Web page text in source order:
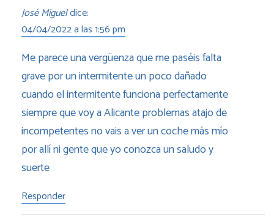
José Migueldice:
04/04/2022 a las 1:56 pm
Me parece una vergüenza que me paséis falta
grave por un intermitente un poco dañado
cuando el intermitente funciona perfectamente
siempre que voy a Alicante problemas atajo de
incompetentes no vais a ver un coche más mío
por allí ni gente que yo conozca un saludo y
suerte
Responder